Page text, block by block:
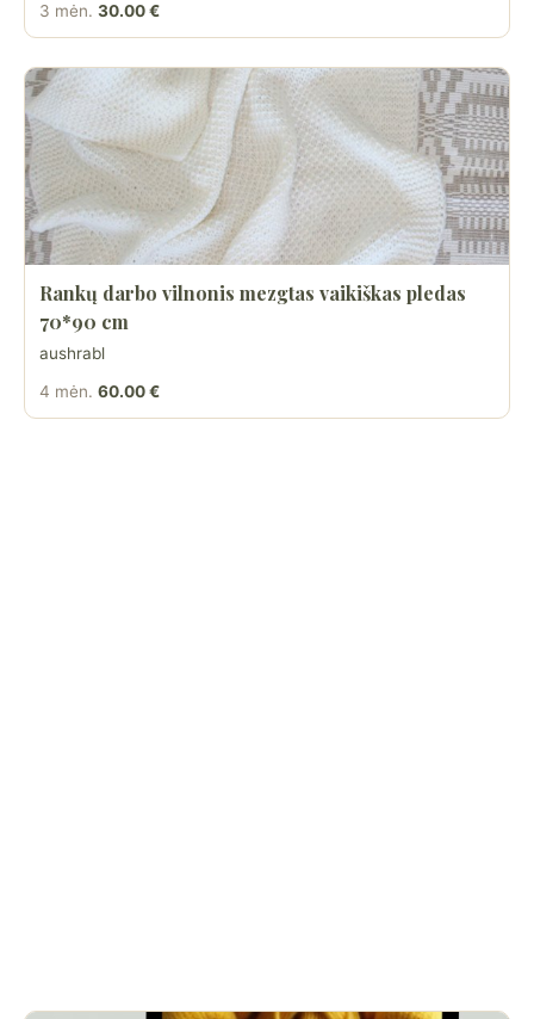
3 mėn. 30.00 €
Rankų darbo vilnonis mezgtas vaikiškas pledas
70*90 cm
aushrabl
4 mėn. 60.00 €